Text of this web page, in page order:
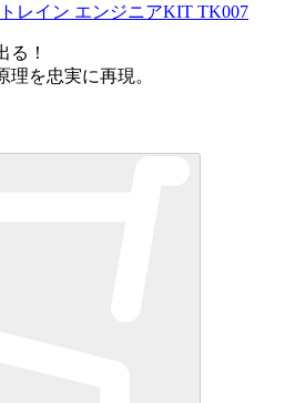
レイン エンジニアKIT TK007
る！
理を忠実に再現。